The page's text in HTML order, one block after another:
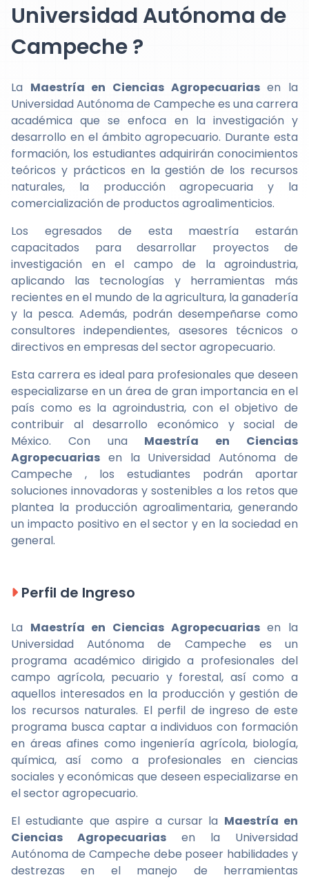
Universidad Autónoma de
Campeche ?
La Maestría en Ciencias Agropecuariasen la
Universidad Autónoma de Campeche es una carrera
académica que se enfoca en la investigación y
desarrollo en el ámbito agropecuario. Durante esta
formación, los estudiantes adquirirán conocimientos
teóricos y prácticos en la gestión de los recursos
naturales, la producción agropecuaria y la
comercialización de productos agroalimenticios.
Los egresados de esta maestría estarán
capacitados para desarrollar proyectos de
investigación en el campo de la agroindustria,
aplicando las tecnologías y herramientas más
recientes en el mundo de la agricultura, la ganadería
y la pesca. Además, podrán desempeñarse como
consultores independientes, asesores técnicos o
directivos en empresas del sector agropecuario.
Esta carrera es ideal para profesionales que deseen
especializarse en un área de gran importancia en el
país como es la agroindustria, con el objetivo de
contribuir al desarrollo económico y social de
México. Con una Maestría en Ciencias
Agropecuarias en la Universidad Autónoma de
Campeche , los estudiantes podrán aportar
soluciones innovadoras y sostenibles a los retos que
plantea la producción agroalimentaria, generando
un impacto positivo en el sector y en la sociedad en
general.
Perfil de Ingreso
La Maestría en Ciencias Agropecuariasen la
Universidad Autónoma de Campeche es un
programa académico dirigido a profesionales del
campo agrícola, pecuario y forestal, así como a
aquellos interesados en la producción y gestión de
los recursos naturales. El perfil de ingreso de este
programa busca captar a individuos con formación
en áreas afines como ingeniería agrícola, biología,
química, así como a profesionales en ciencias
sociales y económicas que deseen especializarse en
el sector agropecuario.
El estudiante que aspire a cursar la Maestría en
Ciencias Agropecuarias en la Universidad
Autónoma de Campeche debe poseer habilidades y
destrezas en el manejo de herramientas